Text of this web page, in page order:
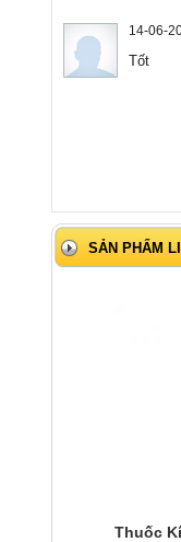
14-06-
Tốt
SẢN PHẨM
Thuốc